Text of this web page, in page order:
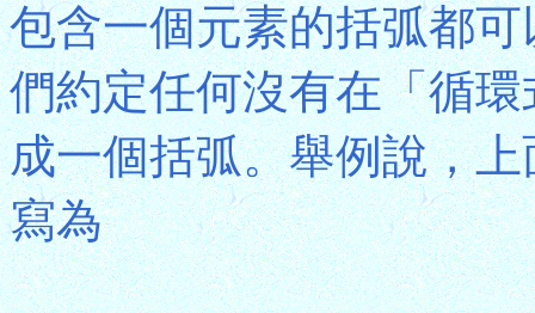
包含一個元素的括弧都
們約定任何沒有在「循
成一個括弧。舉例說，
寫為